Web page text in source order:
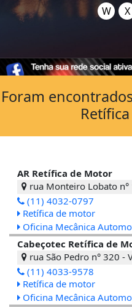
W
X
AR Retífica de Motor
rua Monteiro Lobato n°
(11) 4032-0797
Retífica de motor
Oficina Mecânica
Cabeçotec Retífica de
rua São Pedro n° 320
(11) 4033-9578
Retífica de motor
Oficina Mecânica
Foram